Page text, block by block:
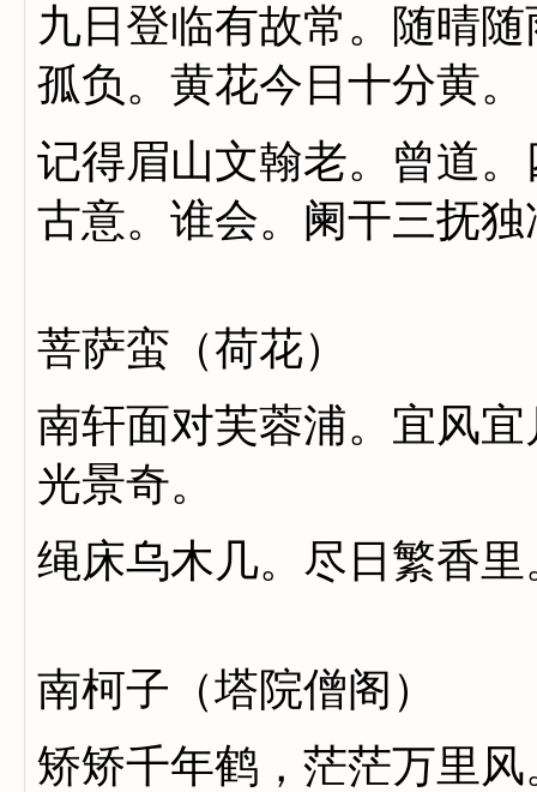
九日登临有故常。随晴
孤负。黄花今日十分黄。
记得眉山文翰老。曾道
古意。谁会。阑干三抚
菩萨蛮（荷花）
南轩面对芙蓉浦。宜风
光景奇。
绳床乌木几。尽日繁香
南柯子（塔院僧阁）
矫矫千年鹤，茫茫万里